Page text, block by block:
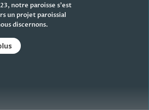
notre paroisse s'est
un projet paroissial
discernons.